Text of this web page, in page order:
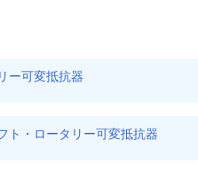
ー可変抵抗器
ト・ロータリー可変抵抗器